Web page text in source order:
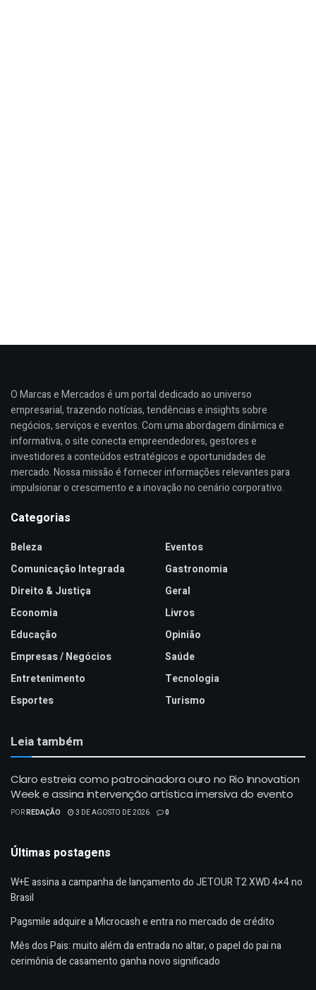
O Marcas e Mercados é um portal dedicado ao universo
empresarial, trazendo notícias, tendências e insights sobre
negócios, serviços e eventos. Com uma abordagem dinâmica e
informativa, o site conecta empreendedores, gestores e
investidores a conteúdos estratégicos e oportunidades de
mercado. Nossa missão é fornecer informações relevantes para
impulsionar o crescimento e a inovação no cenário corporativo.
Categorias
Beleza
Comunicação Integrada
Direito & Justiça
Economia
Educação
Empresas / Negócios
Entretenimento
Esportes
Eventos
Gastronomia
Geral
Livros
Opinião
Saúde
Tecnologia
Turismo
Leia também
Claro estreia como patrocinadora ouro no Rio Innovation
Week e assina intervenção artística imersiva do evento
PORREDAÇÃO 3 DE AGOSTO DE 2026 0
Últimas postagens
W+E assina a campanha de lançamento do JETOUR T2 XWD 4×4 no
Brasil
Pagsmile adquire a Microcash e entra no mercado de crédito
Mês dos Pais: muito além da entrada no altar, o papel do pai na
cerimônia de casamento ganha novo significado